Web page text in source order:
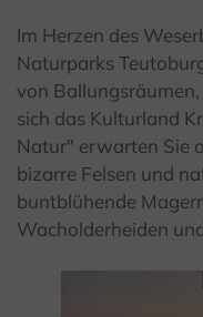
Im Herzen des
Naturparks
von
sich das Kulturland
Natur" erwarten Sie
bizarre Felsen und
buntblühende
Wacholderheiden